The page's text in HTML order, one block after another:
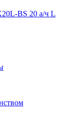
BS 20 а/ч L